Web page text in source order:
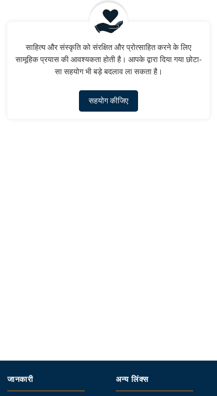
साहित्य और संस्कृति को संरक्षित और प्रोत्साहित करने के लिए
सामूहिक प्रयास की आवश्यकता होती है। आपके द्वारा दिया गया छोटा-
सा सहयोग भी बड़े बदलाव ला सकता है।
सहयोग कीजिए
जानकारी अन्य लिंक्स